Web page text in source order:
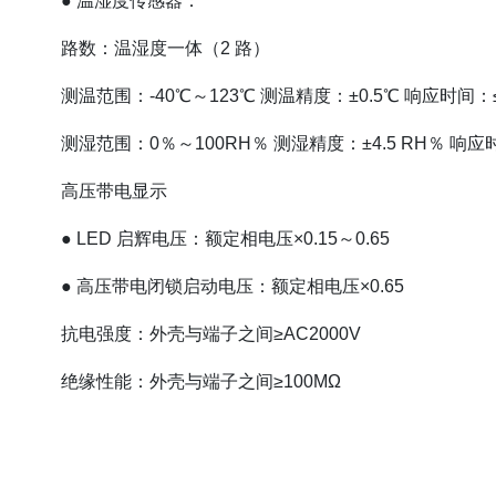
路数：温湿度一体（2 路）
测温范围：-40℃～123℃ 测温精度：±0.5℃ 响应时间：
测湿范围：0％～100RH％ 测湿精度：±4.5 RH％ 响应
高压带电显示
● LED 启辉电压：额定相电压×0.15～0.65
● 高压带电闭锁启动电压：额定相电压×0.65
抗电强度：外壳与端子之间≥AC2000V
绝缘性能：外壳与端子之间≥100MΩ